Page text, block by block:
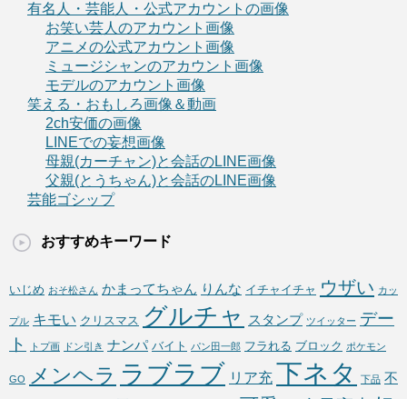
有名人・芸能人・公式アカウントの画像
お笑い芸人のアカウント画像
アニメの公式アカウント画像
ミュージシャンのアカウント画像
モデルのアカウント画像
笑える・おもしろ画像＆動画
2ch安価の画像
LINEでの妄想画像
母親(カーチャン)と会話のLINE画像
父親(とうちゃん)と会話のLINE画像
芸能ゴシップ
おすすめキーワード
いじめ おそ松さん かまってちゃん りんな イチャイチャ ウザい カッ
プル キモい クリスマス グルチャ スタンプ ツイッター デー
ト
トプ画 ドン引き ナンパ バイト パン田一郎 フラれる ブロック ポケモン
GO メンヘラ ラブラブ リア充 下ネタ 下品 不